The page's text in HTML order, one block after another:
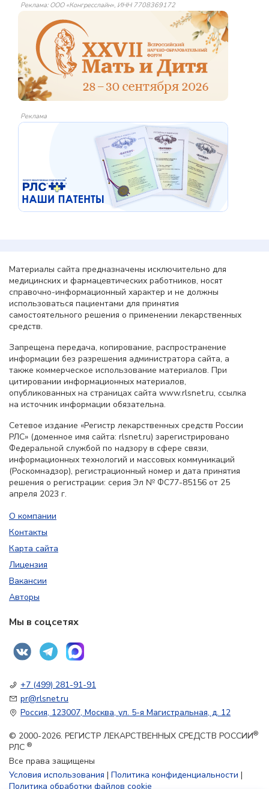
Реклама: ООО «Конгресслайн», ИНН 7708369172
Реклама
Материалы сайта предназначены исключительно для
медицинских и фармацевтических работников, носят
справочно-информационный характер и не должны
использоваться пациентами для принятия
самостоятельного решения о применении лекарственных
средств.
Запрещена передача, копирование, распространение
информации без разрешения администратора сайта, а
также коммерческое использование материалов. При
цитировании информационных материалов,
опубликованных на страницах сайта www.rlsnet.ru, ссылка
на источник информации обязательна.
Сетевое издание «Регистр лекарственных средств России
РЛС» (доменное имя сайта: rlsnet.ru) зарегистрировано
Федеральной службой по надзору в сфере связи,
информационных технологий и массовых коммуникаций
(Роскомнадзор), регистрационный номер и дата принятия
решения о регистрации: серия Эл № ФС77-85156 от 25
апреля 2023 г.
О компании
Контакты
Карта сайта
Лицензия
Вакансии
Авторы
Мы в соцсетях
+7 (499) 281-91-91
pr@rlsnet.ru
Россия, 123007, Москва, ул. 5-я Магистральная, д. 12
© 2000-2026. РЕГИСТР ЛЕКАРСТВЕННЫХ СРЕДСТВ РОССИИ®
РЛС ®
Все права защищены
Условия использования | Политика конфиденциальности |
Политика обработки файлов cookie